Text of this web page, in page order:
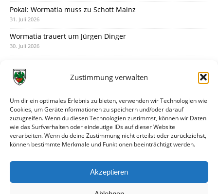
Zustimmung verwalten
Um dir ein optimales Erlebnis zu bieten, verwenden wir Technologien wie
Cookies, um Geräteinformationen zu speichern und/oder darauf
zuzugreifen. Wenn du diesen Technologien zustimmst, können wir Daten
wie das Surfverhalten oder eindeutige IDs auf dieser Website
verarbeiten. Wenn du deine Zustimmung nicht erteilst oder zurückziehst,
können bestimmte Merkmale und Funktionen beeinträchtigt werden.
Akzeptieren
Pokal: Wormatia muss zu Schott Mainz
31. Juli 2026
Wormatia trauert um Jürgen Dinger
30. Juli 2026
28. Juli 2026
28. Juli 2026
Neue Podcast-Folge: So tickt Björn!
27. Juli 2026
Eindrücke vom Stadionfest
Unterhaltsamer Abschlusstest mit später Niederlage
25. Juli 2026